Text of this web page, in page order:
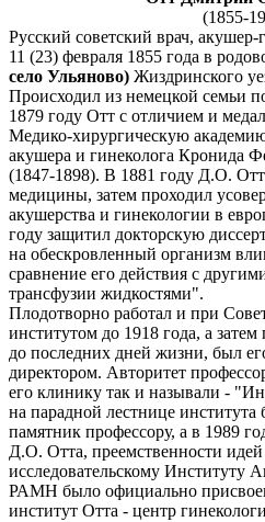
(1855-
Русский советский врач,
11 (23) февраля 1855 года в
село Ульяново) Жиздринского
Происходил из немецкой семьи
1879 году Отт с отличием и
Медико-хирургическую
акушера и гинеколога Кронида
(1847-1898). В 1881 году Д.О. Отт
медицины, затем проходил
акушерства и гинекологии в
году защитил докторскую
на обескровленный организм
сравнение его действия с
трансфузии жидкостями".
Плодотворно работал и при
институтом до 1918 года, а
до последних дней жизни, был
директором. Авторитет
его клинику так и называли -
на парадной лестнице
памятник профессору, а в 1989
Д.О. Отта, преемственности
исследовательскому Институту
РАМН было официально
институт Отта - центр